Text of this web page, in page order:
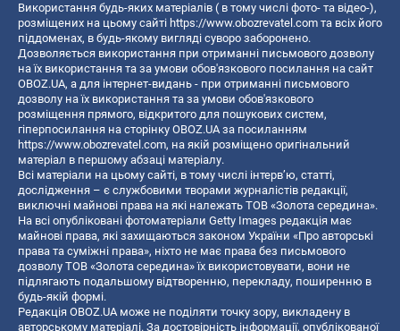
Використання будь-яких матеріалів ( в тому числі фото- та відео-),
розміщених на цьому сайті https://www.obozrevatel.com та всіх його
піддоменах, в будь-якому вигляді суворо заборонено.
Дозволяється використання при отриманні письмового дозволу
на їх використання та за умови обов'язкового посилання на сайт
OBOZ.UA, а для інтернет-видань - при отриманні письмового
дозволу на їх використання та за умови обов'язкового
розміщення прямого, відкритого для пошукових систем,
гіперпосилання на сторінку OBOZ.UA за посиланням
https://www.obozrevatel.com, на якій розміщено оригінальний
матеріал в першому абзаці матеріалу.
Всі матеріали на цьому сайті, в тому числі інтерв’ю, статті,
дослідження – є службовими творами журналістів редакції,
виключні майнові права на які належать ТОВ «Золота середина».
На всі опубліковані фотоматеріали Getty Images редакція має
майнові права, які захищаються законом України «Про авторські
права та суміжні права», ніхто не має права без письмового
дозволу ТОВ «Золота середина» їх використовувати, вони не
підлягають подальшому відтворенню, перекладу, поширенню в
будь-якій формі.
Редакція OBOZ.UA може не поділяти точку зору, викладену в
авторському матеріалі. За достовірність інформації, опублікованої